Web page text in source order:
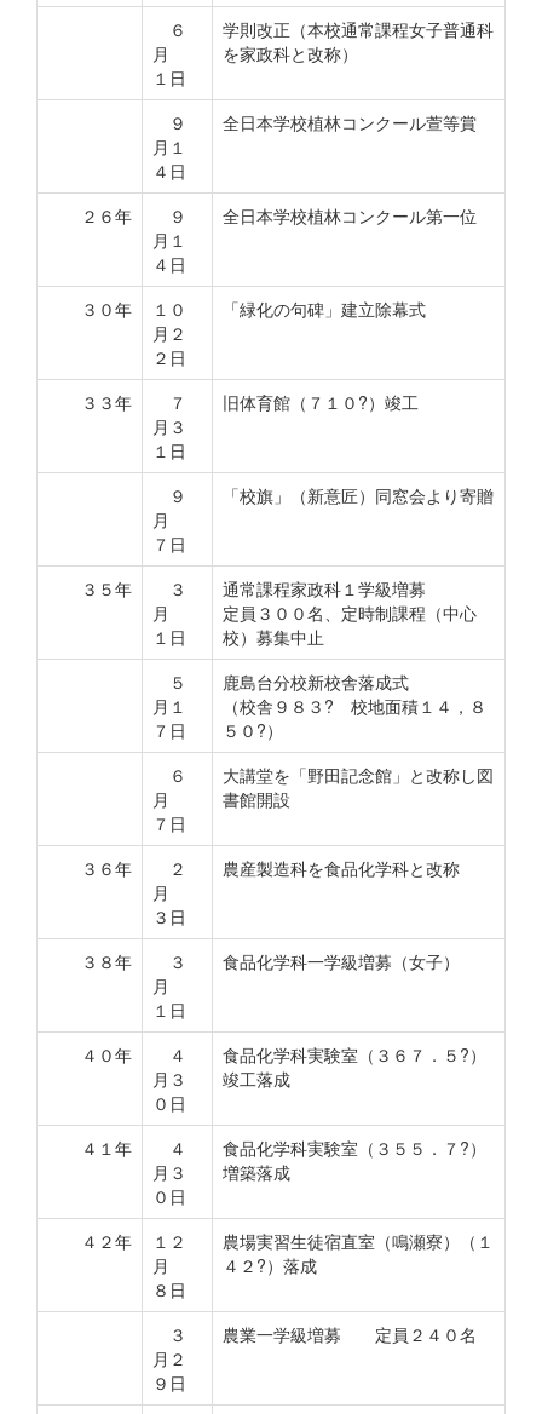
６
月
１日
学則改正（本校通常課程女子普通科
を家政科と改称）
９
月１
４日
全日本学校植林コンクール萱等賞
２６年
９
月１
４日
全日本学校植林コンクール第一位
３０年
１０
月２
２日
「緑化の句碑」建立除幕式
３３年
７
月３
１日
旧体育館（７１０?）竣工
９
月
７日
「校旗」（新意匠）同窓会より寄贈
３５年
３
月
１日
通常課程家政科１学級増募
定員３００名、定時制課程（中心
校）募集中止
５
月１
７日
鹿島台分校新校舎落成式
（校舎９８３? 校地面積１４，８
５０?）
６
月
７日
大講堂を「野田記念館」と改称し図
書館開設
３６年
２
月
３日
農産製造科を食品化学科と改称
３８年
３
月
１日
食品化学科一学級増募（女子）
４０年
４
月３
０日
食品化学科実験室（３６７．５?）
竣工落成
４１年
４
月３
０日
食品化学科実験室（３５５．７?）
増築落成
４２年
１２
月
８日
農場実習生徒宿直室（鳴瀬寮）（１
４２?）落成
３
月２
９日
農業一学級増募 定員２４０名